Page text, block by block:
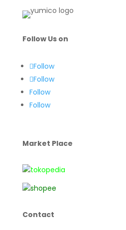
Follow Us on
Follow
Follow
Follow
Follow
Market Place
Contact